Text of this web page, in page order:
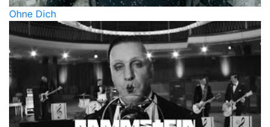
Ohne Dich